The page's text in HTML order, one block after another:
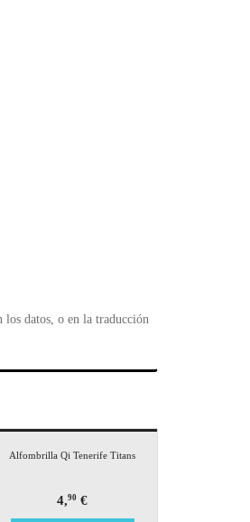
los datos, o en la traducción
Alfombrilla Qi Tenerife Titans
4,90 €